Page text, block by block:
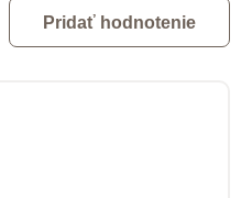
Pridať hodnotenie